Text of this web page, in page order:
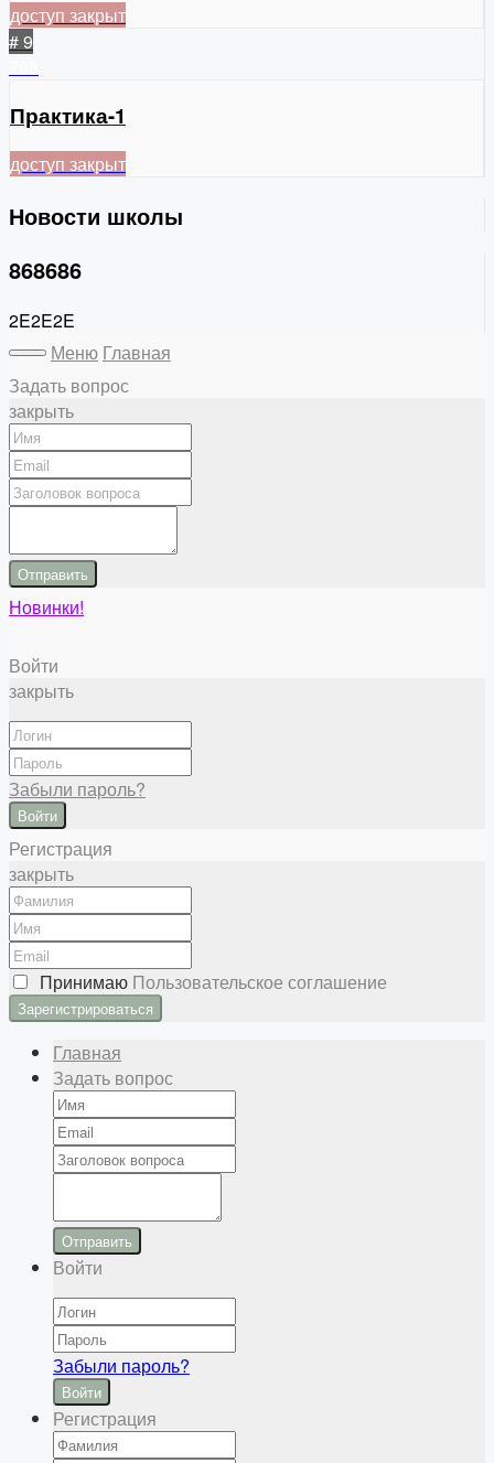
доступ закрыт
# 9
Практика-1
доступ закрыт
Новости школы
868686
2E2E2E
Меню Главная
Задать вопрос
закрыть
Отправить
Новинки!
Войти
закрыть
Забыли пароль?
Войти
Регистрация
закрыть
Принимаю Пользовательское соглашение
Главная
Задать вопрос
Отправить
Войти
Забыли пароль?
Войти
Регистрация